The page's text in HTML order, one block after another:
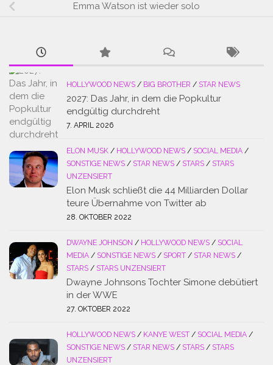
Emma Watson ist wieder solo
HOLLYWOOD NEWS / BIG BROTHER / STAR NEWS
2027: Das Jahr, in dem die Popkultur
endgültig durchdreht
7. APRIL 2026
ELON MUSK / HOLLYWOOD NEWS / SOCIAL MEDIA /
SONSTIGE NEWS / STAR NEWS / STARS / STARS
UNZENSIERT
Elon Musk schließt die 44 Milliarden Dollar
teure Übernahme von Twitter ab
28. OKTOBER 2022
DWAYNE JOHNSON / HOLLYWOOD NEWS / SOCIAL
MEDIA / SONSTIGE NEWS / SPORT / STAR NEWS /
STARS / STARS UNZENSIERT
Dwayne Johnsons Tochter Simone debütiert
in der WWE
27. OKTOBER 2022
HOLLYWOOD NEWS / KANYE WEST / SOCIAL MEDIA /
SONSTIGE NEWS / STAR NEWS / STARS / STARS
UNZENSIERT